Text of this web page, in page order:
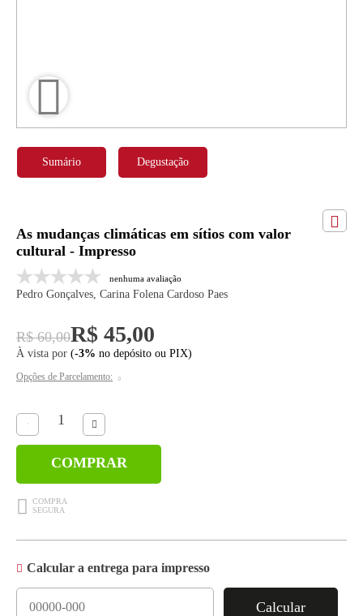
Sumário Degustação
As mudanças climáticas em sítios com valor
cultural - Impresso
nenhuma avaliação
Pedro Gonçalves, Carina Folena Cardoso Paes
R$ 60,00R$ 45,00
À vista por (-3% no depósito ou PIX)
Opções de Parcelamento:
COMPRAR
Calcular a entrega para impresso
Calcular